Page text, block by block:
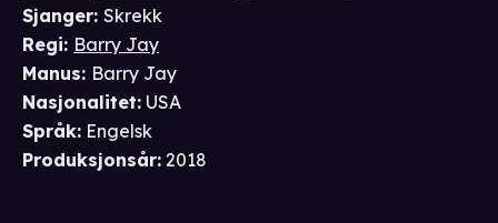
Sjanger: Skrekk
Regi: Barry Jay
Manus: Barry Jay
Nasjonalitet: USA
Språk: Engelsk
Produksjonsår: 2018